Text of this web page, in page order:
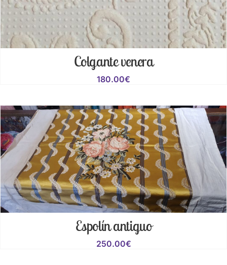
Colgante venera
180.00€
Espolín antiguo
250.00€